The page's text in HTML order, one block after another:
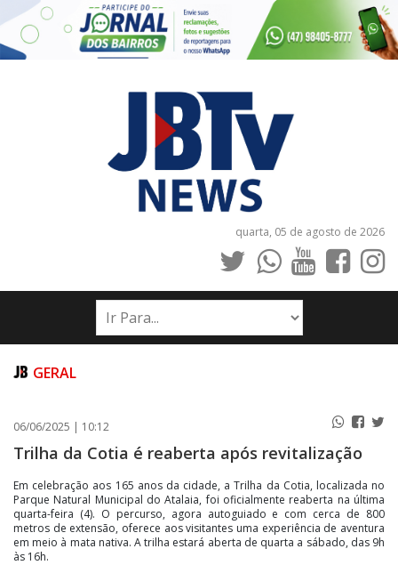
quarta, 05 de agosto de 2026
INÍCIO
NOTÍCIAS
GERAL
06/06/2025 | 10:12
Trilha da Cotia é reaberta após revitalização
Em celebração aos 165 anos da cidade, a Trilha da Cotia, localizada no
Parque Natural Municipal do Atalaia, foi oficialmente reaberta na última
quarta-feira (4). O percurso, agora autoguiado e com cerca de 800
metros de extensão, oferece aos visitantes uma experiência de aventura
em meio à mata nativa. A trilha estará aberta de quarta a sábado, das 9h
às 16h.